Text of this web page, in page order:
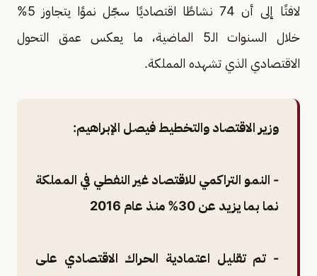
لافتًا إلى أن 74 نشاطًا اقتصاديًا سجّل نموًا يتجاوز 5%
خلال السنوات الـ5 الماضية، ما يعكس عمق التحول
الاقتصادي الذي تشهده المملكة.
وزير الاقتصاد والتخطيط فيصل الإبراهيم:
- النمو التراكمي للاقتصاد غير النفطي في المملكة
نما بما يزيد عن 30% منذ عام 2016
- تم تقليل اعتمادية الحراك الاقتصادي على